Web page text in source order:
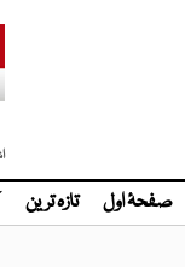
صفحۂ اول تازہ ترین